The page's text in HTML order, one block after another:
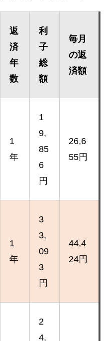
返
済
年
数
利
子
総
額
毎月
の返
済額
1
年
1
9,
85
6
円
26,6
55円
1
年
3
3,
09
3
円
44,4
24円
2
4,